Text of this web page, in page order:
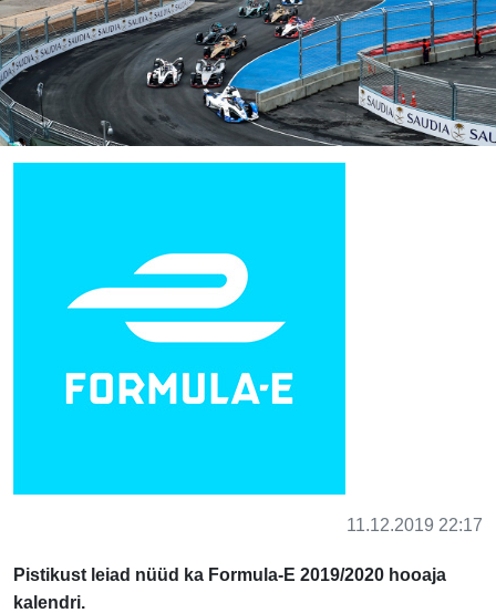
11.12.2019 22:17
Pistikust leiad nüüd ka Formula-E 2019/2020 hooaja
kalendri.